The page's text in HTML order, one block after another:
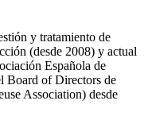
y tratamiento de
(desde 2008) y actual
Española de
Board of Directors de
Association) desde